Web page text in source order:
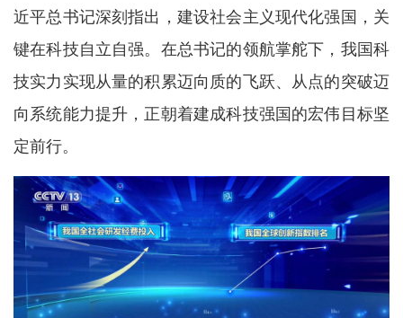
近平总书记深刻指出，建设社会主义现代化强国，关
键在科技自立自强。在总书记的领航掌舵下，我国科
技实力实现从量的积累迈向质的飞跃、从点的突破迈
向系统能力提升，正朝着建成科技强国的宏伟目标坚
定前行。